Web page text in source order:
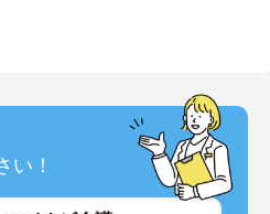
い！